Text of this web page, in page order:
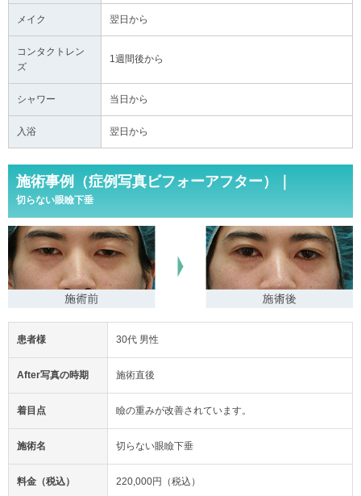
メイク 翌日から
コンタクトレン
ズ
1週間後から
シャワー 当日から
入浴 翌日から
施術事例（症例写真ビフォーアフター）｜
切らない眼瞼下垂
患者様 30代 男性
After写真の時期 施術直後
着目点 瞼の重みが改善されています。
施術名 切らない眼瞼下垂
料金（税込） 220,000円（税込）